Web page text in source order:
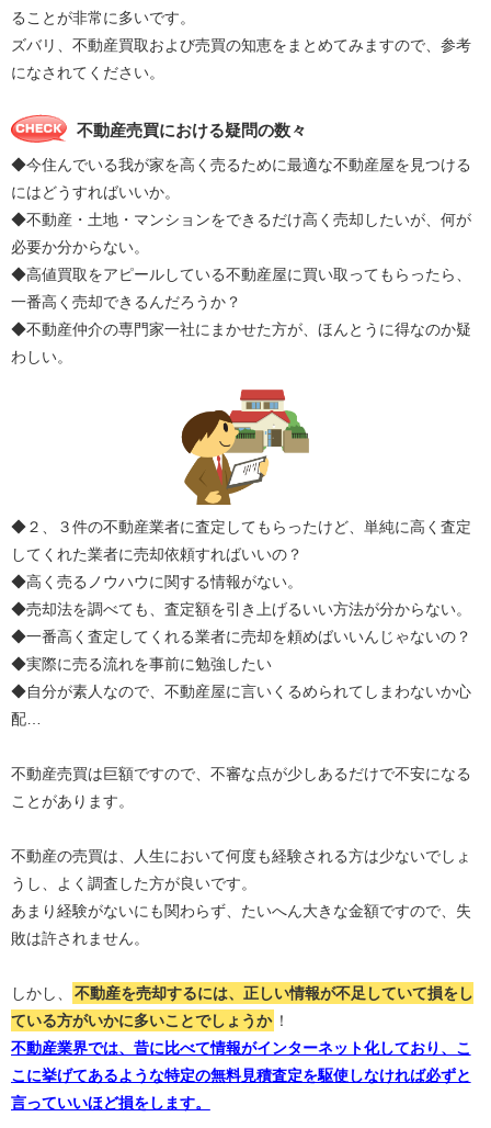
ることが非常に多いです。
ズバリ、不動産買取および売買の知恵をまとめてみますので、参考
になされてください。
不動産売買における疑問の数々
◆今住んでいる我が家を高く売るために最適な不動産屋を見つける
にはどうすればいいか。
◆不動産・土地・マンションをできるだけ高く売却したいが、何が
必要か分からない。
◆高値買取をアピールしている不動産屋に買い取ってもらったら、
一番高く売却できるんだろうか？
◆不動産仲介の専門家一社にまかせた方が、ほんとうに得なのか疑
わしい。
◆２、３件の不動産業者に査定してもらったけど、単純に高く査定
してくれた業者に売却依頼すればいいの？
◆高く売るノウハウに関する情報がない。
◆売却法を調べても、査定額を引き上げるいい方法が分からない。
◆一番高く査定してくれる業者に売却を頼めばいいんじゃないの？
◆実際に売る流れを事前に勉強したい
◆自分が素人なので、不動産屋に言いくるめられてしまわないか心
配…
不動産売買は巨額ですので、不審な点が少しあるだけで不安になる
ことがあります。
不動産の売買は、人生において何度も経験される方は少ないでしょ
うし、よく調査した方が良いです。
あまり経験がないにも関わらず、たいへん大きな金額ですので、失
敗は許されません。
しかし、
不動産を売却するには、正しい情報が不足していて損をし
ている方がいかに多いことでしょうか ！
不動産業界では、昔に比べて情報がインターネット化しており、こ
こに挙げてあるような特定の無料見積査定を駆使しなければ必ずと
言っていいほど損をします。